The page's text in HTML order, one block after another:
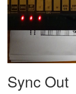
Sync Out